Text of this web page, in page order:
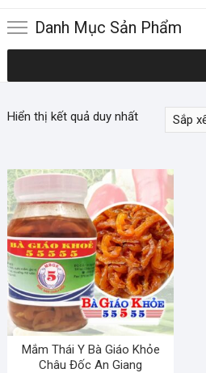
Danh Mục Sản Phẩm
Hiển thị kết quả duy nhất
Mắm Thái Y Bà Giáo Khỏe
Châu Đốc An Giang